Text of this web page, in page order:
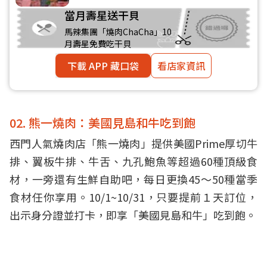
當月壽星送干貝
馬辣集團「燒肉ChaCha」10
月壽星免費吃干貝
下載 APP 藏口袋 看店家資訊
02. 熊一燒肉：美國見島和牛吃到飽
西門人氣燒肉店「熊一燒肉」提供美國Prime厚切牛
排、翼板牛排、牛舌、九孔鮑魚等超過60種頂級食
材，一旁還有生鮮自助吧，每日更換45～50種當季
食材任你享用。10/1~10/31，只要提前１天訂位，
出示身分證並打卡，即享「美國見島和牛」吃到飽。